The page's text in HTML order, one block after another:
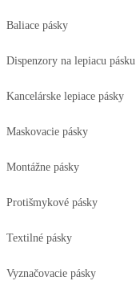
Baliace pásky
Dispenzory na lepiacu pásku
Kancelárske lepiace pásky
Maskovacie pásky
Montážne pásky
Protišmykové pásky
Textilné pásky
Vyznačovacie pásky